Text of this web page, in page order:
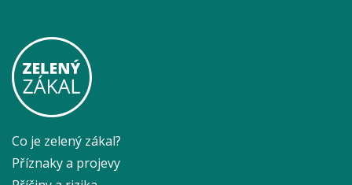
Co je zelený zákal?
Příznaky a projevy